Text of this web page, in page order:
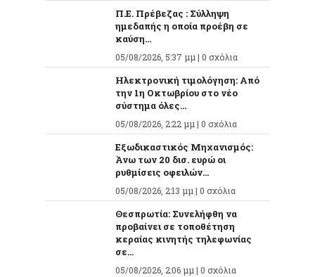
Π.Ε. Πρέβεζας : Σύλληψη
ημεδαπής η οποία προέβη σε
καύση...
05/08/2026, 5:37 μμ | 0 σχόλια
Ηλεκτρονική τιμολόγηση: Από
την 1η Οκτωβρίου στο νέο
σύστημα όλες...
05/08/2026, 2:22 μμ | 0 σχόλια
Εξωδικαστικός Μηχανισμός:
Άνω των 20 δισ. ευρώ οι
ρυθμίσεις οφειλών...
05/08/2026, 2:13 μμ | 0 σχόλια
Θεσπρωτία: Συνελήφθη να
προβαίνει σε τοποθέτηση
κεραίας κινητής τηλεφωνίας
σε...
05/08/2026, 2:06 μμ | 0 σχόλια